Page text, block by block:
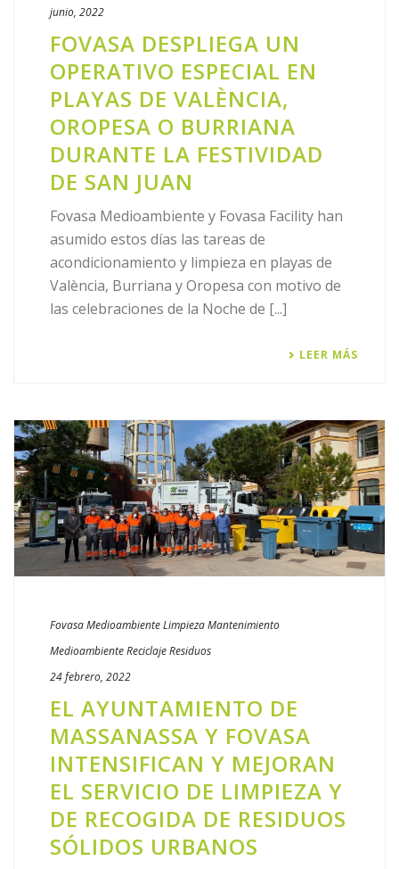
junio, 2022
FOVASA DESPLIEGA UN
OPERATIVO ESPECIAL EN
PLAYAS DE VALÈNCIA,
OROPESA O BURRIANA
DURANTE LA FESTIVIDAD
DE SAN JUAN
Fovasa Medioambiente y Fovasa Facility han
asumido estos días las tareas de
acondicionamiento y limpieza en playas de
València, Burriana y Oropesa con motivo de
las celebraciones de la Noche de [...]
LEER MÁS
Fovasa MedioambienteLimpiezaMantenimiento
MedioambienteReciclajeResiduos
24 febrero, 2022
EL AYUNTAMIENTO DE
MASSANASSA Y FOVASA
INTENSIFICAN Y MEJORAN
EL SERVICIO DE LIMPIEZA Y
DE RECOGIDA DE RESIDUOS
SÓLIDOS URBANOS